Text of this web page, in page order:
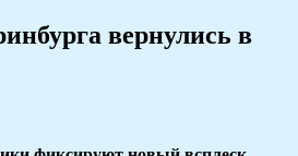
вернулись в